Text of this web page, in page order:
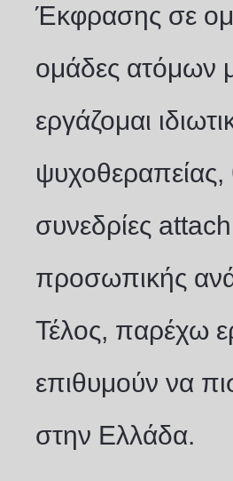
Έκφρασης σε
ομάδες ατόμων
εργάζομαι
ψυχοθεραπείας,
συνεδρίες
προσωπικής
Τέλος, παρέχω
επιθυμούν να
στην Ελλάδα.